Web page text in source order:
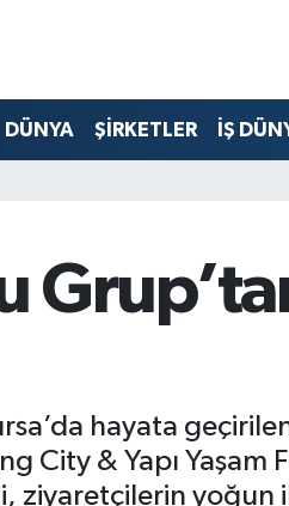
DÜNYA ŞİRKETLER İŞ
hayata
City & Yapı
ziyaretçilerin yoğun